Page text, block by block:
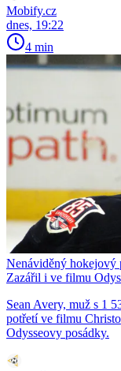
Mobify.cz
dnes, 19:22
4 min
Nenáviděný hokejový
Zazářil i ve filmu
Sean Avery, muž s 1
potřetí ve filmu
Odysseovy posádky.